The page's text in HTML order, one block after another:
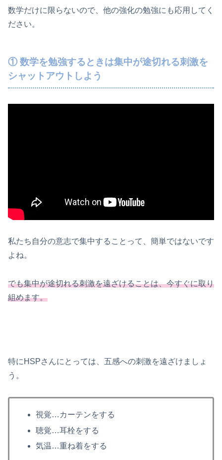
数学だけに限らないので、他の強化の勉強にも応用してく
ださい。
① 数学を勉強するときは集中が途切れる刺激を
シャットアウトしよう
私たち自分の意志で集中することって、簡単ではないです
よね。
でも集中が途切れる刺激を遠ざけることは、今すぐに取り
組めます。
特にHSPさんにとっては、五感への刺激を遠ざけましょ
う。
視覚…カーテンをする
聴覚…耳栓をする
気温…重ね着をする